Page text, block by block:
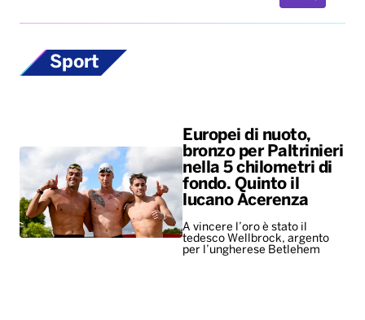
Sport
Europei di nuoto,
bronzo per Paltrinieri
nella 5 chilometri di
fondo. Quinto il
lucano Acerenza
A vincere l’oro è stato il
tedesco Wellbrock, argento
per l’ungherese Betlehem